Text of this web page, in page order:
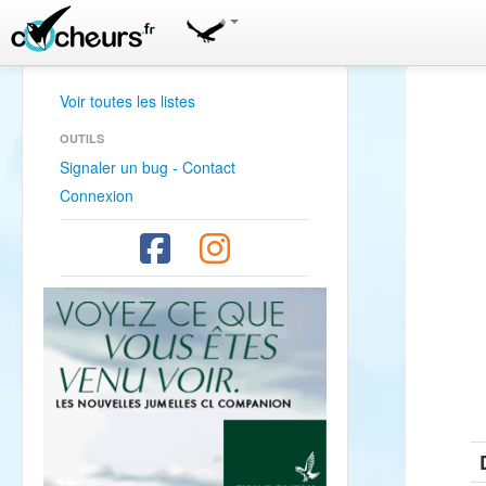
Voir toutes les listes
OUTILS
Signaler un bug - Contact
Connexion